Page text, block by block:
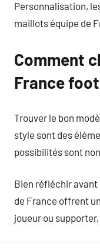
Personnalisation,
maillots équipe de
Comment
France
Trouver le bon
style sont des
possibilités sont
Bien réfléchir avant
de France offrent
joueur ou